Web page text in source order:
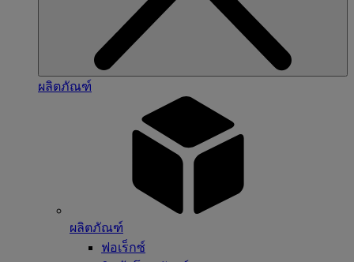
ผลิตภัณฑ์
ผลิตภัณฑ์
ฟอเร็กซ์